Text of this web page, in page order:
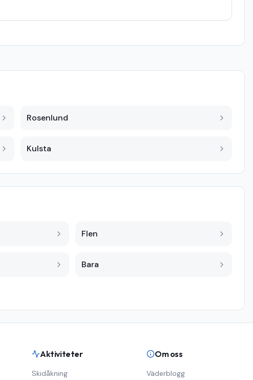
Rosenlund
Kulsta
Flen
Bara
Aktiviteter
Skidåkning
Om oss
Väderblogg